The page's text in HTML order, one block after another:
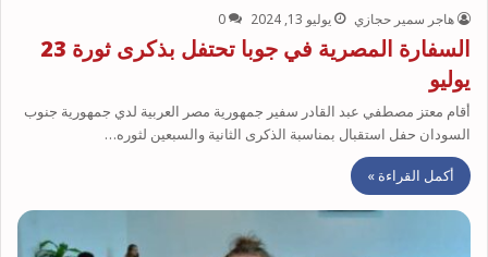
هاجر سمير حجازي يوليو 13, 2024 0
السفارة المصرية في جوبا تحتفل بذكرى ثورة 23
يوليو
أقام معتز مصطفي عبد القادر سفير جمهورية مصر العربية لدي جمهورية جنوب
السودان حفل استقبال بمناسبة الذكرى الثانية والسبعين لثوره…
أكمل القراءة »